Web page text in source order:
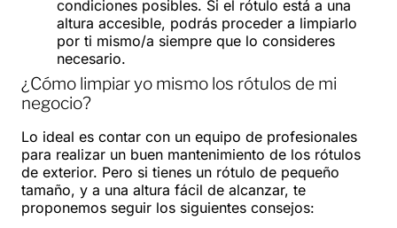
condiciones posibles. Si el rótulo está a una
altura accesible, podrás proceder a limpiarlo
por ti mismo/a siempre que lo consideres
necesario.
¿Cómo limpiar yo mismo los rótulos de mi
negocio?
Lo ideal es contar con un equipo de profesionales
para realizar un buen mantenimiento de los rótulos
de exterior. Pero si tienes un rótulo de pequeño
tamaño, y a una altura fácil de alcanzar, te
proponemos seguir los siguientes consejos: